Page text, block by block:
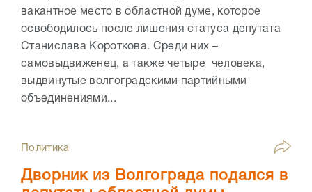
вакантное место в областной думе, которое
освободилось после лишения статуса депутата
Станислава Короткова. Среди них –
самовыдвиженец, а также четыре человека,
выдвинутые волгоградскими партийными
объединениями...
Политика
Дворник из Волгограда подался в